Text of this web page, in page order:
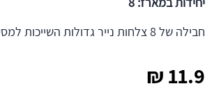
11.9
₪
חבילה של 8 צלחות נייר גדולות השייכות למסיבת אימוג’י!